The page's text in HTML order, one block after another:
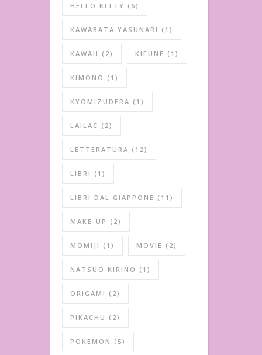
HELLO KITTY (6)
KAWABATA YASUNARI (1)
KAWAII (2) KIFUNE (1)
KIMONO (1)
KYOMIZUDERA (1)
LAILAC (2)
LETTERATURA (12)
LIBRI (1)
LIBRI DAL GIAPPONE (11)
MAKE-UP (2)
MOMIJI (1) MOVIE (2)
NATSUO KIRINO (1)
ORIGAMI (2)
PIKACHU (2)
POKEMON (5)